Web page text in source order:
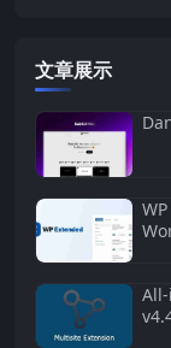
文章展示